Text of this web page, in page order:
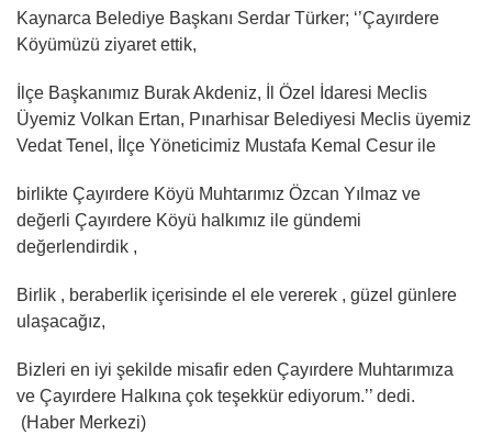
Kaynarca Belediye Başkanı Serdar Türker; ‘’Çayırdere
Köyümüzü ziyaret ettik,
İlçe Başkanımız Burak Akdeniz, İl Özel İdaresi Meclis
Üyemiz Volkan Ertan, Pınarhisar Belediyesi Meclis üyemiz
Vedat Tenel, İlçe Yöneticimiz Mustafa Kemal Cesur ile
birlikte Çayırdere Köyü Muhtarımız Özcan Yılmaz ve
değerli Çayırdere Köyü halkımız ile gündemi
değerlendirdik ,
Birlik , beraberlik içerisinde el ele vererek , güzel günlere
ulaşacağız,
Bizleri en iyi şekilde misafir eden Çayırdere Muhtarımıza
ve Çayırdere Halkına çok teşekkür ediyorum.’’ dedi.
(Haber Merkezi)